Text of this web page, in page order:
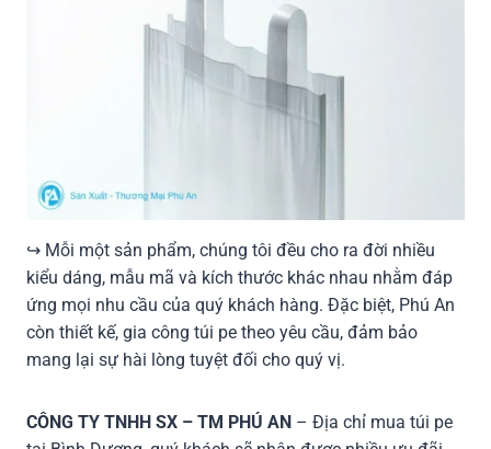
↪ Mỗi một sản phẩm, chúng tôi đều cho ra đời nhiều
kiểu dáng, mẫu mã và kích thước khác nhau nhằm đáp
ứng mọi nhu cầu của quý khách hàng. Đặc biệt, Phú An
còn thiết kế, gia công túi pe theo yêu cầu, đảm bảo
mang lại sự hài lòng tuyệt đối cho quý vị.
CÔNG TY TNHH SX – TM PHÚ AN – Địa chỉ mua túi pe